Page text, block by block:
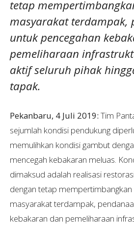
tetap
masyarakat terdampak,
untuk pencegahan
pemeliharaan
aktif seluruh pihak
tapak.
Pekanbaru, 4 Juli 2019: Tim
sejumlah kondisi pendukung
memulihkan kondisi gambut
mencegah kebakaran meluas.
dimaksud adalah realisasi
dengan tetap mempertimbangkan
masyarakat terdampak,
kebakaran dan pemeliharaan